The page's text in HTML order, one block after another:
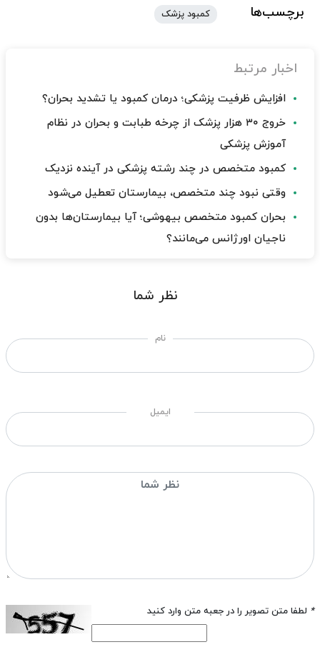
برچسب‌ها کمبود پزشک
اخبار مرتبط
افزایش ظرفیت پزشکی؛ درمان کمبود یا تشدید بحران؟
خروج ۳۰ هزار پزشک از چرخه طبابت و بحران در نظام
آموزش پزشکی
کمبود متخصص در چند رشته پزشکی در آینده نزدیک
وقتی نبود چند متخصص، بیمارستان تعطیل می‌شود
بحران کمبود متخصص بیهوشی؛ آیا بیمارستان‌ها بدون
ناجیان اورژانس می‌مانند؟
نظر شما
نام
ایمیل
* لطفا متن تصویر را در جعبه متن وارد کنید